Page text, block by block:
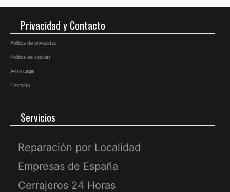
Privacidad y Contacto
Política de privacidad
Política de cookies
Aviso Legal
Contacto
Servicios
Reparación por Localidad
Empresas de España
Cerrajeros 24 Horas